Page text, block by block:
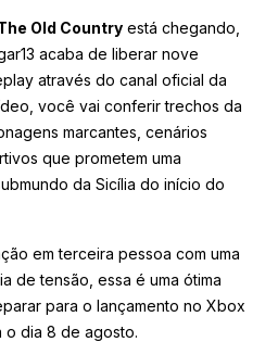
Old Country está chegando,
acaba de liberar nove
através do canal oficial da
você vai conferir trechos da
marcantes, cenários
que prometem uma
da Sicília do início do
em terceira pessoa com uma
de tensão, essa é uma ótima
para o lançamento no Xbox
o dia 8 de agosto.